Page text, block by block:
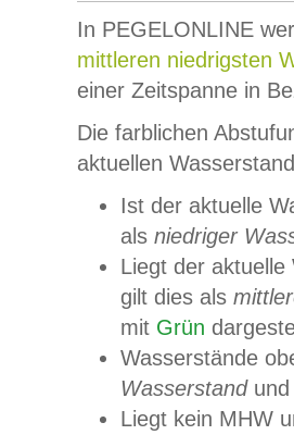
In PEGELONLINE
mittleren niedrigsten
einer Zeitspanne in
Die farblichen
aktuellen
Ist der aktuelle
als niedriger
Liegt der
gilt dies als
mit Grün
Wasserstände
Wasserstandund
Liegt kein MHW